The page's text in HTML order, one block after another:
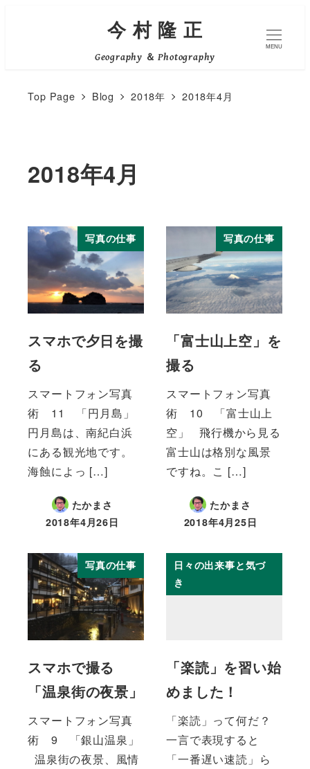
今 村 隆 正
Geography ＆ Photography
MENU
Top Page Blog 2018年 2018年4月
2018年4月
写真の仕事
スマホで夕日を撮
る
スマートフォン写真
術 11 「円月島」
円月島は、南紀白浜
にある観光地です。
海蝕によっ […]
たかまさ
投稿日
2018年4月26日
写真の仕事
「富士山上空」を
撮る
スマートフォン写真
術 10 「富士山上
空」 飛行機から見る
富士山は格別な風景
ですね。こ […]
たかまさ
投稿日
2018年4月25日
写真の仕事
スマホで撮る
「温泉街の夜景」
スマートフォン写真
術 9 「銀山温泉」
温泉街の夜景、風情
日々の出来事と気づ
き
「楽読」を習い始
めました！
「楽読」って何だ？
一言で表現すると
「一番遅い速読」ら